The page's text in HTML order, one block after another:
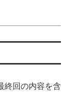
終回の内容を含